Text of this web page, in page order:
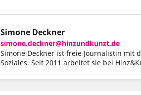
Simone Deckner
simone.deckner@hinzundkunzt.de
Simone Deckner ist freie Journalistin mit
Soziales. Seit 2011 arbeitet sie bei